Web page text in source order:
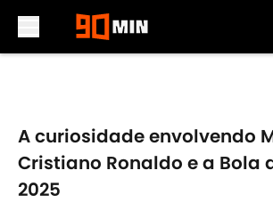
A curiosidade envolvendo
Cristiano Ronaldo e a Bola
2025